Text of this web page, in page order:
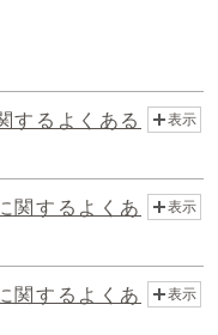
するよくある
表示
関するよくあ
表示
関するよくあ
表示